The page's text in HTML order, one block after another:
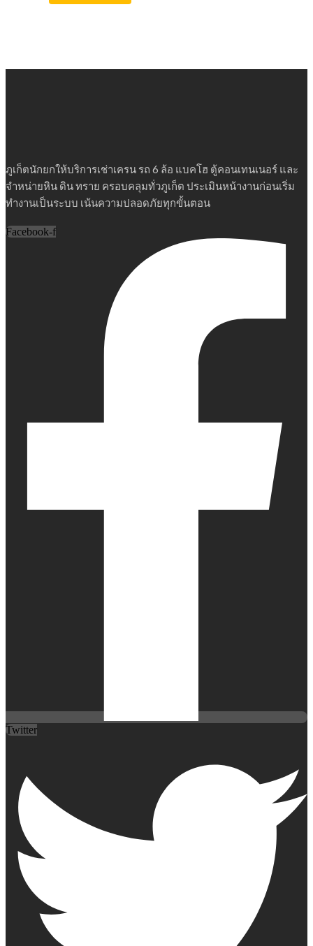
ภูเก็ตนักยกให้บริการเช่าเครน รถ 6 ล้อ แบคโฮ ตู้คอนเทนเนอร์ และ
จำหน่ายหิน ดิน ทราย ครอบคลุมทั่วภูเก็ต ประเมินหน้างานก่อนเริ่ม
ทำงานเป็นระบบ เน้นความปลอดภัยทุกขั้นตอน
Facebook-f
Twitter